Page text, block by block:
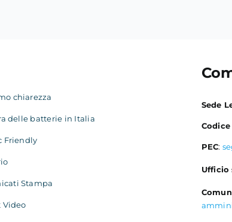
chiarezza
delle batterie in Italia
Friendly
Stampa
Video
Sede
PEC:
Ufficio